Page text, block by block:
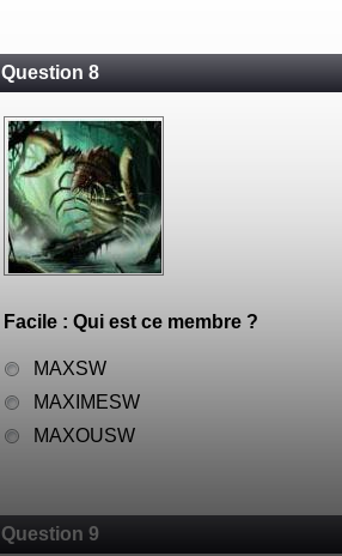
Question 8
Facile : Qui est ce membre ?
MAXSW
MAXIMESW
MAXOUSW
Question 9